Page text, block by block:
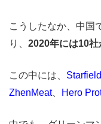
こうしたなか、中国
り、 2020年には10
この中には、 Starfield
ZhenMeat、 Hero